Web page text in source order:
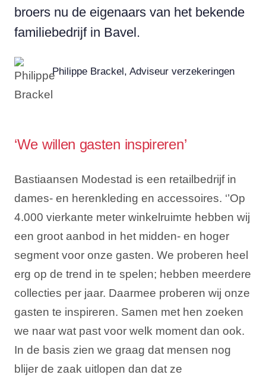
broers nu de eigenaars van het bekende
familiebedrijf in Bavel.
Philippe Brackel, Adviseur verzekeringen
‘We willen gasten inspireren’
Bastiaansen Modestad is een retailbedrijf in
dames- en herenkleding en accessoires. ‘’Op
4.000 vierkante meter winkelruimte hebben wij
een groot aanbod in het midden- en hoger
segment voor onze gasten. We proberen heel
erg op de trend in te spelen; hebben meerdere
collecties per jaar. Daarmee proberen wij onze
gasten te inspireren. Samen met hen zoeken
we naar wat past voor welk moment dan ook.
In de basis zien we graag dat mensen nog
blijer de zaak uitlopen dan dat ze